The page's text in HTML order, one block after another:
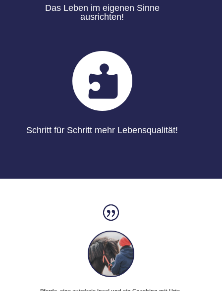
Das Leben im eigenen Sinne
ausrichten!

Schritt für Schritt mehr Lebensqualität!